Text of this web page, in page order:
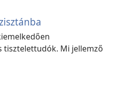
tisztelettudók. Mi jellemző